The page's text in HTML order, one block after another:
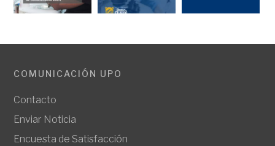
COMUNICACIÓN UPO
Contacto
Enviar Noticia
Encuesta de Satisfacción